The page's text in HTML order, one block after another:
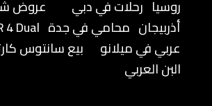
روسيا رحلات في دبي
عروض
أذربيجان محامي في جدة 4 Dual
عربي في ميلانو
بيع سانتوس
البن العربي